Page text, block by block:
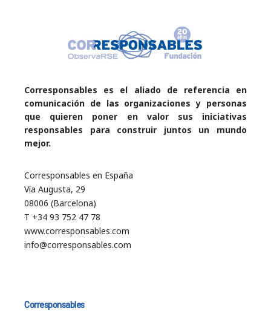
Corresponsables es el aliado de referencia en
comunicación de las organizaciones y personas
que quieren poner en valor sus iniciativas
responsables para construir juntos un mundo
mejor.
Corresponsables en España
Vía Augusta, 29
08006 (Barcelona)
T +34 93 752 47 78
www.corresponsables.com
info@corresponsables.com
Corresponsables